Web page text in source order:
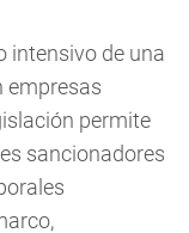
intensivo de una
empresas
permite
sancionadores